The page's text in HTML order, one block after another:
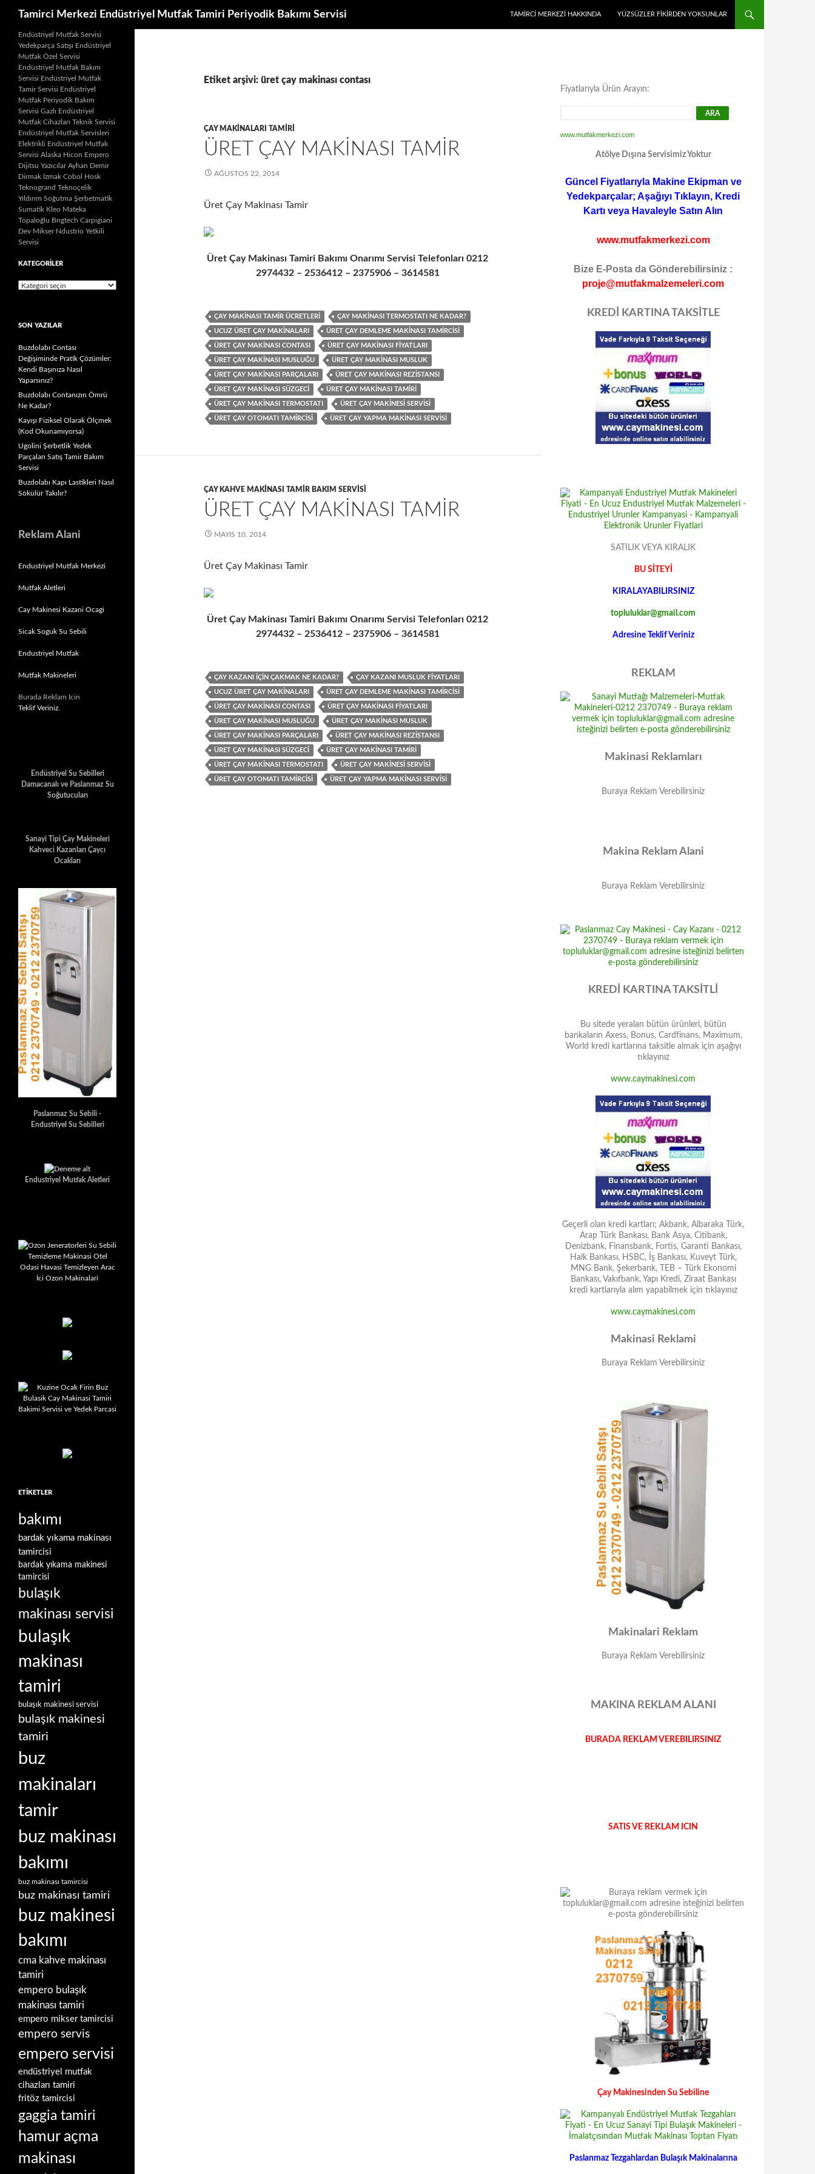
İçeriğe
Tamirci Merkezi Endüstriyel Mutfak Tamiri Periyodik Bakımı Servisi TAMIRCI MERKEZI HAKKINDA YÜZSÜZLER FIKIRDEN YOKSUNLAR
Etiket arşivi: üret çay makinası contası
ÇAY MAKINALARI TAMIRI
ÜRET ÇAY MAKINASI TAMIR
AĞUSTOS 22, 2014
Üret Çay Makinası Tamir
Üret Çay Makinası Tamiri Bakımı Onarımı Servisi Telefonları 0212
2974432 – 2536412 – 2375906 – 3614581
ÇAY MAKINASI TAMIR ÜCRETLERI ÇAY MAKINASI TERMOSTATI NE KADAR?
UCUZ ÜRET ÇAY MAKINALARI ÜRET ÇAY DEMLEME MAKINASI TAMIRCISI
ÜRET ÇAY MAKINASI CONTASI ÜRET ÇAY MAKINASI FIYATLARI
ÜRET ÇAY MAKINASI MUSLUĞU ÜRET ÇAY MAKINASI MUSLUK
ÜRET ÇAY MAKINASI PARÇALARI ÜRET ÇAY MAKINASI REZISTANSI
ÜRET ÇAY MAKINASI SÜZGECI ÜRET ÇAY MAKINASI TAMIRI
ÜRET ÇAY MAKINASI TERMOSTATI ÜRET ÇAY MAKINESI SERVISI
ÜRET ÇAY OTOMATI TAMIRCISI ÜRET ÇAY YAPMA MAKINASI SERVISI
ÇAY KAHVE MAKINASI TAMIR BAKIM SERVISI
ÜRET ÇAY MAKINASI TAMIR
MAYIS 10, 2014
Üret Çay Makinası Tamir
Üret Çay Makinası Tamiri Bakımı Onarımı Servisi Telefonları 0212
2974432 – 2536412 – 2375906 – 3614581
ÇAY KAZANI IÇIN ÇAKMAK NE KADAR? ÇAY KAZANI MUSLUK FIYATLARI
UCUZ ÜRET ÇAY MAKINALARI ÜRET ÇAY DEMLEME MAKINASI TAMIRCISI
ÜRET ÇAY MAKINASI CONTASI ÜRET ÇAY MAKINASI FIYATLARI
ÜRET ÇAY MAKINASI MUSLUĞU ÜRET ÇAY MAKINASI MUSLUK
ÜRET ÇAY MAKINASI PARÇALARI ÜRET ÇAY MAKINASI REZISTANSI
ÜRET ÇAY MAKINASI SÜZGECI ÜRET ÇAY MAKINASI TAMIRI
ÜRET ÇAY MAKINASI TERMOSTATI ÜRET ÇAY MAKINESI SERVISI
ÜRET ÇAY OTOMATI TAMIRCISI ÜRET ÇAY YAPMA MAKINASI SERVISI
Fiyatlarıyla Ürün Arayın:
www.mutfakmerkezi.com
Atölye Dışına Servisimiz Yoktur
Güncel Fiyatlarıyla Makine Ekipman ve
Yedekparçalar; Aşağıyı Tıklayın, Kredi
Kartı veya Havaleyle Satın Alın
www.mutfakmerkezi.com
Bize E-Posta da Gönderebilirsiniz :
proje@mutfakmalzemeleri.com
KREDİ KARTINA TAKSİTLE
SATILIK VEYA KIRALIK
BU SİTEYİ
KIRALAYABILIRSINIZ
topluluklar@gmail.com
Adresine Teklif Veriniz
REKLAM
Makinasi Reklamları
Buraya Reklam Verebilirsiniz
Makina Reklam Alani
Buraya Reklam Verebilirsiniz
KREDİ KARTINA TAKSİTLİ
Bu sitede yeralan bütün ürünleri, bütün
bankaların Axess, Bonus, Cardfinans, Maximum,
World kredi kartlarına taksitle almak için aşağıyı
tıklayınız
www.caymakinesi.com
Geçerli olan kredi kartları; Akbank, Albaraka Türk,
Arap Türk Bankası, Bank Asya, Citibank,
Denizbank, Finansbank, Fortis, Garanti Bankası,
Halk Bankası, HSBC, İş Bankası, Kuveyt Türk,
MNG Bank, Şekerbank, TEB – Türk Ekonomi
Bankası, Vakıfbank, Yapı Kredi, Ziraat Bankası
kredi kartlarıyla alım yapabilmek için tıklayınız
www.caymakinesi.com
Makinasi Reklami
Buraya Reklam Verebilirsiniz
Makinalari Reklam
Buraya Reklam Verebilirsiniz
MAKINA REKLAM ALANI
BURADA REKLAM VEREBILIRSINIZ
SATIS VE REKLAM ICIN
Çay Makinesinden Su Sebiline
Paslanmaz Tezgahlardan Bulaşık Makinalarına
Endüstriyel Mutfak Servisi
Yedekparça Satışı Endüstriyel
Mutfak Özel Servisi
Endüstriyel Mutfak Bakım
Servisi Endüstriyel Mutfak
Tamir Servisi Endüstriyel
Mutfak Periyodik Bakım
Servisi Gazlı Endüstriyel
Mutfak Cihazları Teknik Servisi
Endüstriyel Mutfak Servisleri
Elektrikli Endüstriyel Mutfak
Servisi Alaska Hicon Empero
Dijitsu Yazıcılar Ayhan Demir
Dirmak İzmak Cobol Hosk
Teknogrand Teknoçelik
Yıldırım Soğutma Şerbetmatik
Sumatik Kleo Mateka
Topaloğlu Bngtech Carpigiani
Dev Mikser Ndustrio Yetkili
Servisi
KATEGORILER
Kategoriler
SON YAZILAR
Buzdolabı Contası
Değişiminde Pratik Çözümler:
Kendi Başınıza Nasıl
Yaparsınız?
Buzdolabı Contanızın Ömrü
Ne Kadar?
Kayışı Fiziksel Olarak Ölçmek
(Kod Okunamıyorsa)
Ugolini Şerbetlik Yedek
Parçaları Satış Tamir Bakım
Servisi
Buzdolabı Kapı Lastikleri Nasıl
Sökülür Takılır?
Reklam Alani
Endustriyel Mutfak Merkezi
Mutfak Aletleri
Cay Makinesi Kazani Ocagi
Sicak Soguk Su Sebili
Endustriyel Mutfak
Mutfak Makineleri
Burada Reklam Icin
Teklif Veriniz.
Endüstriyel Su Sebilleri
Damacanalı ve Paslanmaz Su
Soğutucuları
Sanayi Tipi Çay Makineleri
Kahveci Kazanları Çaycı
Ocakları
Paslanmaz Su Sebili -
Endustriyel Su Sebilleri
Endustriyel Mutfak Aletleri
ETIKETLER
bakımı
bardak yıkama makinası
tamircisi
bardak yıkama makinesi
tamircisi
bulaşık
makinası servisi
bulaşık
makinası
tamiri
bulaşık makinesi servisi
bulaşık makinesi
tamiri
buz
makinaları
tamir
buz makinası
bakımı
buz makinası tamircisi
buz makinası tamiri
buz makinesi
bakımı
cma kahve makinası
tamiri
empero bulaşık
makinası tamiri
empero mikser tamircisi
empero servis
empero servisi
endüstriyel mutfak
cihazları tamiri
fritöz tamircisi
gaggia tamiri
hamur açma
makinası